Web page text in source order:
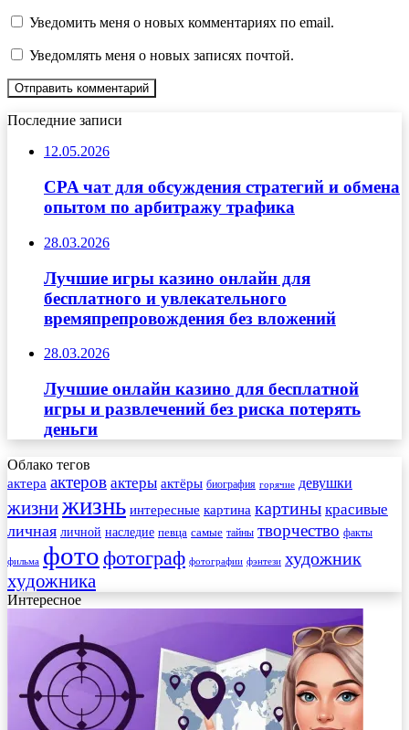
Уведомить меня о новых комментариях по email.
Уведомлять меня о новых записях почтой.
Последние записи
12.05.2026
CPA чат для обсуждения стратегий и обмена
опытом по арбитражу трафика
28.03.2026
Лучшие игры казино онлайн для
бесплатного и увлекательного
времяпрепровождения без вложений
28.03.2026
Лучшие онлайн казино для бесплатной
игры и развлечений без риска потерять
деньги
Облако тегов
актера актеров актеры актёры биография горячие девушки
жизнижизнь интересные картина картины красивые
личная личной наследие певца самые тайны творчество факты
фильма фото фотограф фотографии фэнтези художник
художника
Интересное